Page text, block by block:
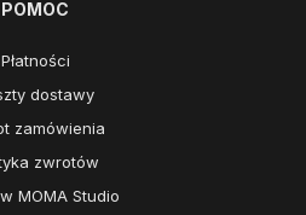
POMOC
Płatności
dostawy
zamówienia
zwrotów
MOMA Studio